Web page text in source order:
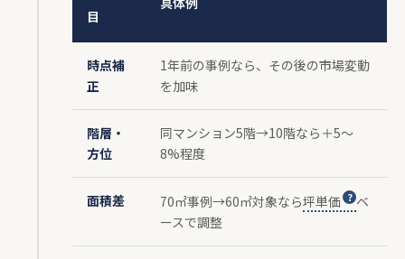
目
時点補
正
1年前の事例なら、その後の市場変動
を加味
階層・
方位
同マンション5階→10階なら＋5〜
8%程度
面積差 70㎡事例→60㎡対象なら坪単価
ベ
ースで調整